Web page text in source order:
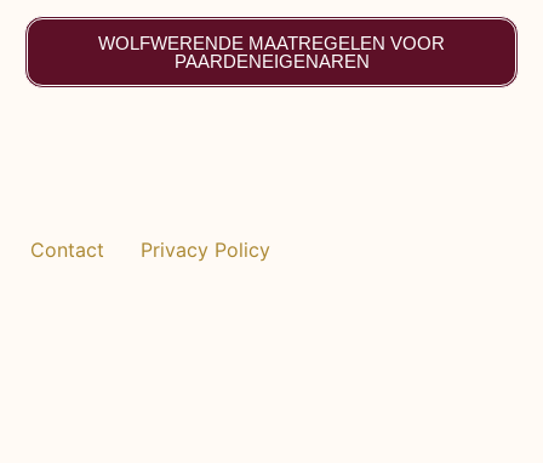
WOLFWERENDE MAATREGELEN VOOR
PAARDENEIGENAREN
Contact Privacy Policy